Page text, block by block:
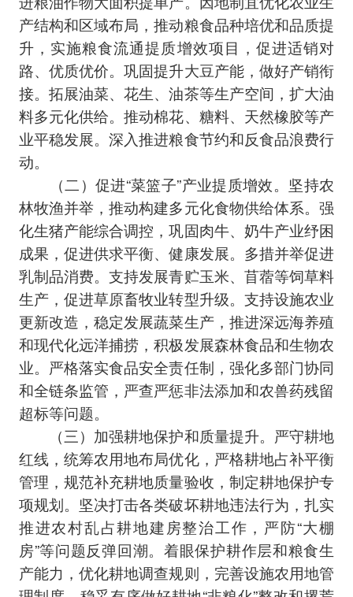
产结构和区域布局，推动粮食品种培优和品质提
升，实施粮食流通提质增效项目，促进适销对
路、优质优价。巩固提升大豆产能，做好产销衔
接。拓展油菜、花生、油茶等生产空间，扩大油
料多元化供给。推动棉花、糖料、天然橡胶等产
业平稳发展。深入推进粮食节约和反食品浪费行
动。
（二）促进“菜篮子”产业提质增效。坚持农
林牧渔并举，推动构建多元化食物供给体系。强
化生猪产能综合调控，巩固肉牛、奶牛产业纾困
成果，促进供求平衡、健康发展。多措并举促进
乳制品消费。支持发展青贮玉米、苜蓿等饲草料
生产，促进草原畜牧业转型升级。支持设施农业
更新改造，稳定发展蔬菜生产，推进深远海养殖
和现代化远洋捕捞，积极发展森林食品和生物农
业。严格落实食品安全责任制，强化多部门协同
和全链条监管，严查严惩非法添加和农兽药残留
超标等问题。
（三）加强耕地保护和质量提升。严守耕地
红线，统筹农用地布局优化，严格耕地占补平衡
管理，规范补充耕地质量验收，制定耕地保护专
项规划。坚决打击各类破坏耕地违法行为，扎实
推进农村乱占耕地建房整治工作，严防“大棚
房”等问题反弹回潮。着眼保护耕作层和粮食生
产能力，优化耕地调查规则，完善设施农用地管